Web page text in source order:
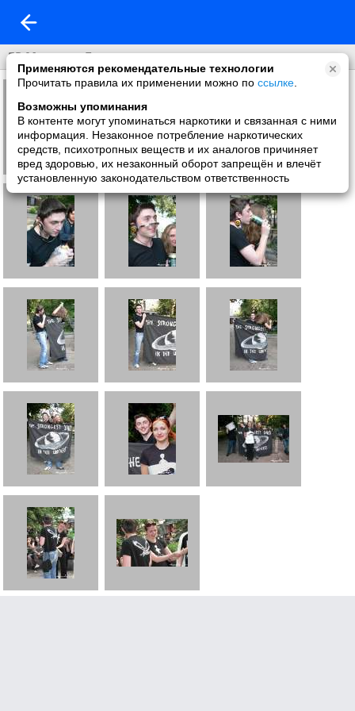
Применяются рекомендательные технологии
Прочитать правила их применении можно по ссылке
Возможны упоминания
В контенте могут упоминаться наркотики и связанная с ними
информация. Незаконное потребление наркотических
средств, психотропных веществ и их аналогов причиняет
вред здоровью, их незаконный оборот запрещён и влечёт
установленную законодательством ответственность
ДР Мартина Гора